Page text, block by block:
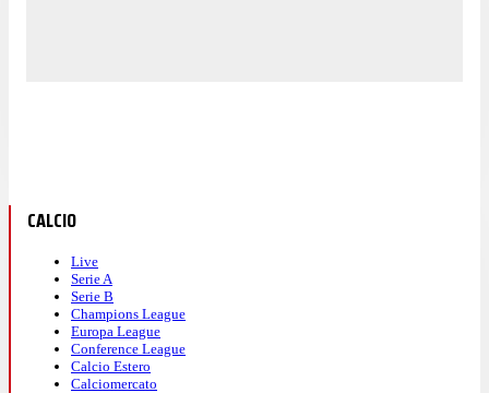
CALCIO
Live
Serie A
Serie B
Champions League
Europa League
Conference League
Calcio Estero
Calciomercato